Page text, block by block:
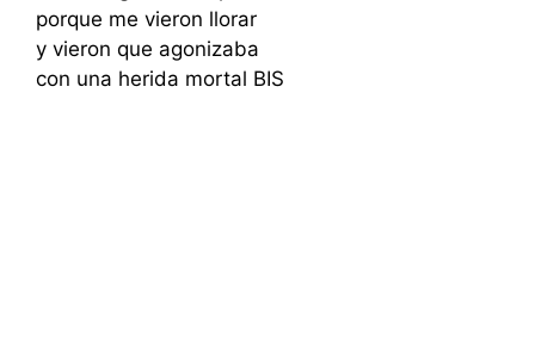
porque me vieron llorar
y vieron que agonizaba
con una herida mortal BIS